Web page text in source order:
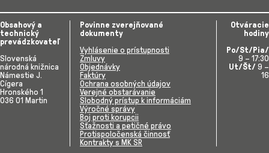
Obsahový a
technický
prevádzkovateľ
Slovenská
národná knižnica
Námestie J.
Cígera
Hronského 1
036 01 Martin
Povinne zverejňované
dokumenty
Vyhlásenie o prístupnosti
Zmluvy
Objednávky
Faktúry
Ochrana osobných údajov
Verejné obstarávanie
Slobodný prístup k informáciám
Výročné správy
Boj proti korupcii
Sťažnosti a petičné právo
Protispoločenská činnosť
Kontrakty s MK SR
Otváracie
hodiny
Po/St/Pia/
9 – 17:30
Ut/Št/ 9 –
16